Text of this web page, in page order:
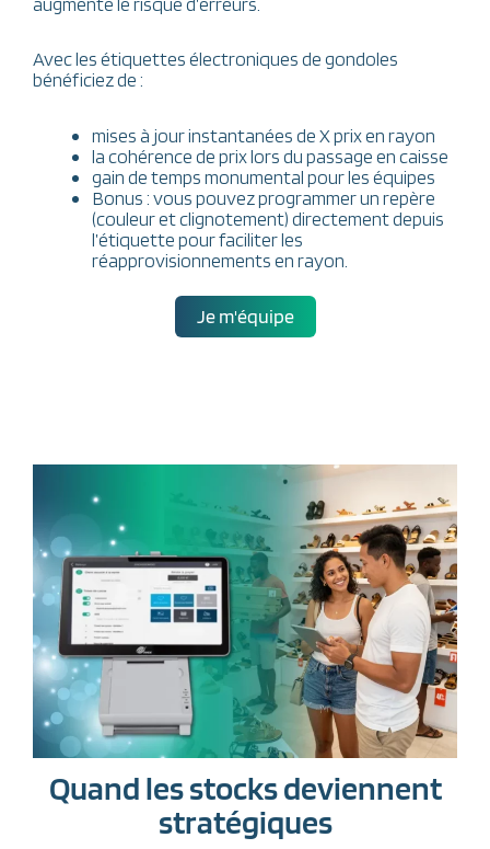
Avec les étiquettes électroniques de gondoles
bénéficiez de :
mises à jour instantanées de X prix en rayon
la cohérence de prix lors du passage en caisse
gain de temps monumental pour les équipes
Bonus : vous pouvez programmer un repère
(couleur et clignotement) directement depuis
l’étiquette pour faciliter les
réapprovisionnements en rayon.
Je m'équipe
Quand les stocks deviennent
stratégiques